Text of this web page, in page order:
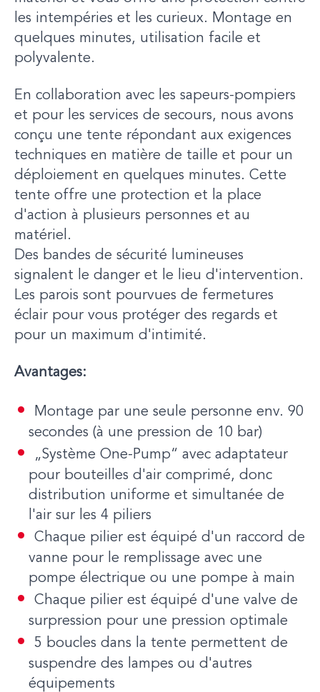
les intempéries et les curieux. Montage en
quelques minutes, utilisation facile et
polyvalente.
En collaboration avec les sapeurs-pompiers
et pour les services de secours, nous avons
conçu une tente répondant aux exigences
techniques en matière de taille et pour un
déploiement en quelques minutes. Cette
tente offre une protection et la place
d'action à plusieurs personnes et au
matériel.
Des bandes de sécurité lumineuses
signalent le danger et le lieu d'intervention.
Les parois sont pourvues de fermetures
éclair pour vous protéger des regards et
pour un maximum d'intimité.
Avantages:
Montage par une seule personne env. 90
secondes (à une pression de 10 bar)
„Système One-Pump“ avec adaptateur
pour bouteilles d'air comprimé, donc
distribution uniforme et simultanée de
l'air sur les 4 piliers
Chaque pilier est équipé d'un raccord de
vanne pour le remplissage avec une
pompe électrique ou une pompe à main
Chaque pilier est équipé d'une valve de
surpression pour une pression optimale
5 boucles dans la tente permettent de
suspendre des lampes ou d'autres
équipements